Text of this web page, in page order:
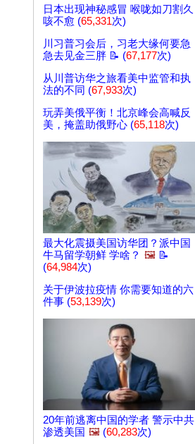
日本出现神秘感冒 喉咙如刀割久
咳不愈 (65,331次)
川习普习会后，习老大缘何要急
急去见金三胖 📝 (67,177次)
从川普访华之旅看美中监管和执
法的不同 (67,933次)
玩弄美俄平衡！北京峰会高喊反
美，掩盖助俄野心 (65,118次)
最大化震摄美国访华团？派中国
牛马留学朝鲜 学啥？ 🖼️ 📝
(64,984次)
关于伊波拉疫情 你需要知道的六
件事 (53,139次)
20年前逃离中国的学者 警示中共
渗透美国 🖼️ (60,283次)